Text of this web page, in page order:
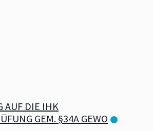
AUF DIE IHK
GEM. §34A GEWO